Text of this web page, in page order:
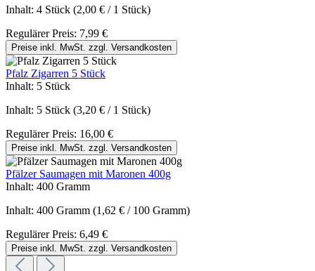
Inhalt: 4 Stück (2,00 € / 1 Stück)
Regulärer Preis: 7,99 €
Preise inkl. MwSt. zzgl. Versandkosten
Pfalz Zigarren 5 Stück
Inhalt: 5 Stück
Inhalt: 5 Stück (3,20 € / 1 Stück)
Regulärer Preis: 16,00 €
Preise inkl. MwSt. zzgl. Versandkosten
Pfälzer Saumagen mit Maronen 400g
Inhalt: 400 Gramm
Inhalt: 400 Gramm (1,62 € / 100 Gramm)
Regulärer Preis: 6,49 €
Preise inkl. MwSt. zzgl. Versandkosten